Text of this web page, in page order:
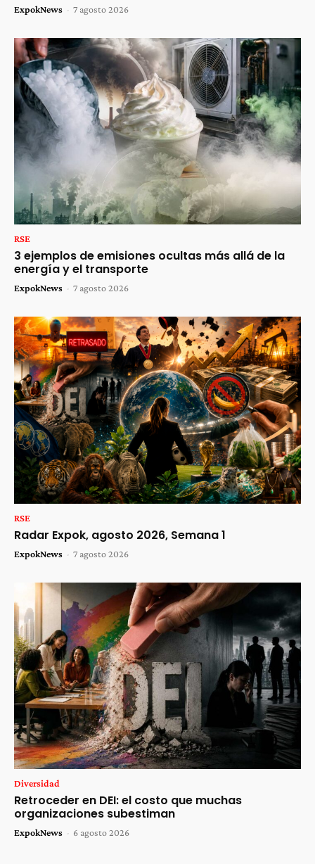
ExpokNews - 7 agosto 2026
RSE
3 ejemplos de emisiones ocultas más allá de la
energía y el transporte
ExpokNews - 7 agosto 2026
RSE
Radar Expok, agosto 2026, Semana 1
ExpokNews - 7 agosto 2026
Diversidad
Retroceder en DEI: el costo que muchas
organizaciones subestiman
ExpokNews - 6 agosto 2026